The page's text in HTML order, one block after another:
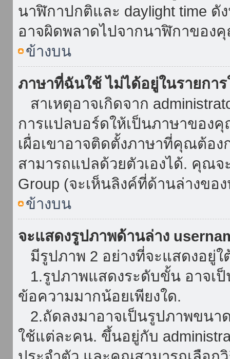
นาฬิกาปกติและ daylight time
อาจผิดพลาดไปจากนาฬิกาของ
ข้างบน
ภาษาที่ฉันใช้ ไม่ได้อยู่ในรายการ
สาเหตุอาจเกิดจาก
การแปลบอร์ดให้เป็นภาษาของ
เผื่อเขาอาจติดตั้งภาษาที่คุณต้อ
สามารถแปลด้วยตัวเองได้. คุณจ
Group (จะเห็นลิงค์ที่ด้านล่างขอ
ข้างบน
จะแสดงรูปภาพด้านล่าง
มีรูปภาพ 2 อย่างที่จะแสดงอยู่ใ
1.รูปภาพแสดงระดับขั้น อาจเ
ข้อความมากน้อยเพียงใด.
2.ถัดลงมาอาจเป็นรูปภาพขนา
ใช้แต่ละคน. ขึ้นอยู่กับ